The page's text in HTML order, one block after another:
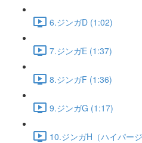
6.ジンガD (1:02)
7.ジンガE (1:37)
8.ジンガF (1:36)
9.ジンガG (1:17)
10.ジンガH（ハイパー